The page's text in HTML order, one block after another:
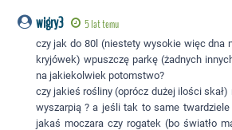
wigry3 5 lat temu
czy jak do 80l (niestety wysokie więc dna
kryjówek) wpuszczę parkę (żadnych
na jakiekolwiek potomstwo?
czy jakieś rośliny (oprócz dużej ilości skał)
wyszarpią ? a jeśli tak to same
jakaś moczara czy rogatek (bo światło